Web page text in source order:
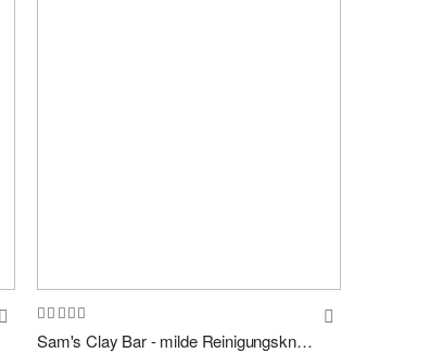
Bewertung:
100% Sam's Clay Bar - milde Reinigungsknete 200gr